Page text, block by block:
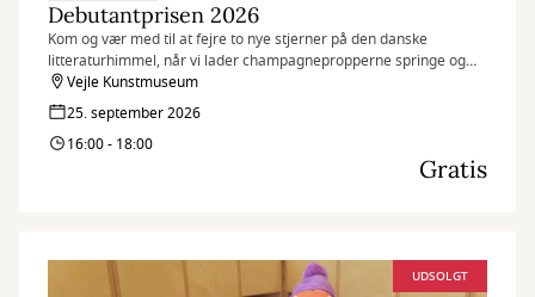
Debutantprisen 2026
Kom og vær med til at fejre to nye stjerner på den danske
litteraturhimmel, når vi lader champagnepropperne springe og
uddeler Danmarks største debutantpris på 2 x 50.000 kr. - Bodil og
Jørgen Munch-Christensens debutantpris.
Vejle Kunstmuseum
25. september 2026
16:00 - 18:00
Gratis
UDSOLGT